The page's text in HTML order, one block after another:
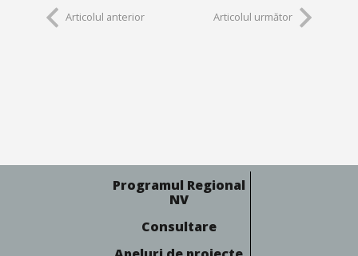
Articolul anterior Articolul următor
Programul Regional
NV
Consultare